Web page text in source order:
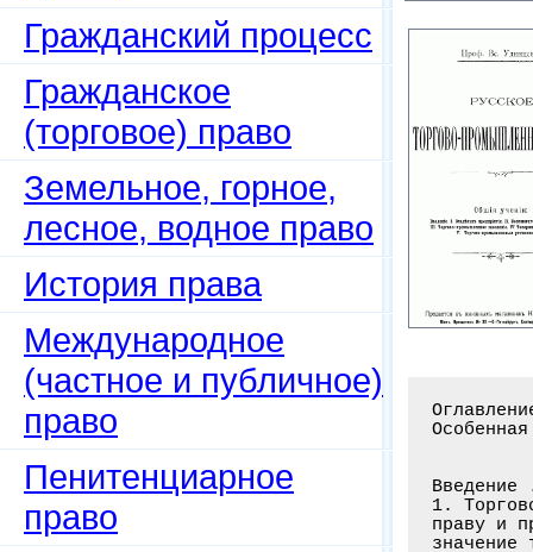
Гражданский процесс
Гражданское
(торговое) право
Земельное, горное,
лесное, водное право
История права
Международное
(частное и публичное)
право
Пенитенциарное
право
Оглавление книги: Русское торгово-промышленное право. Ч. 1: Общие учения. Ч. 2:
Особенная часть. Ч. 1-2 / Удинцев В. - Киев: Тип. И. И. Чоколова, 1907. - 635 с.


Введение . . . . . . . . . . . . . . . . . . . . . . . . . . . . . . . . . .1-43
1. Торгово-промышленное право (1-11). Понятие; отношение к торговому
праву и праву промышленному (1-9); содержание предмета (4); общественное
значение торговли и промышленности и связанная с ними общественная
опасность (4-5); нормы частного и публичного права (5); частное торговое
право, как отдельный предмет изучения (6); отношение его к гражданскому
праву (7); желательность и возможность объединения частного и публичного
торгово-промышленного права (8-11)
2. Источники торгово-промышленного права . . . . . . . . . . . . . . . . . 11-43
Примеры судебных решений (12). а) Закон, порядок издания его (14);
торгово-промышленные законы в Своде Законов (16-20); местные законы (21)
б) Обычай; значение обычая в торгово-промышленном обороте и с точки
зрения новейших законодательств (22); обычай в действующем
законодательстве (25); применение его в различных судах (26); значение
ссылки сторон (26); средство